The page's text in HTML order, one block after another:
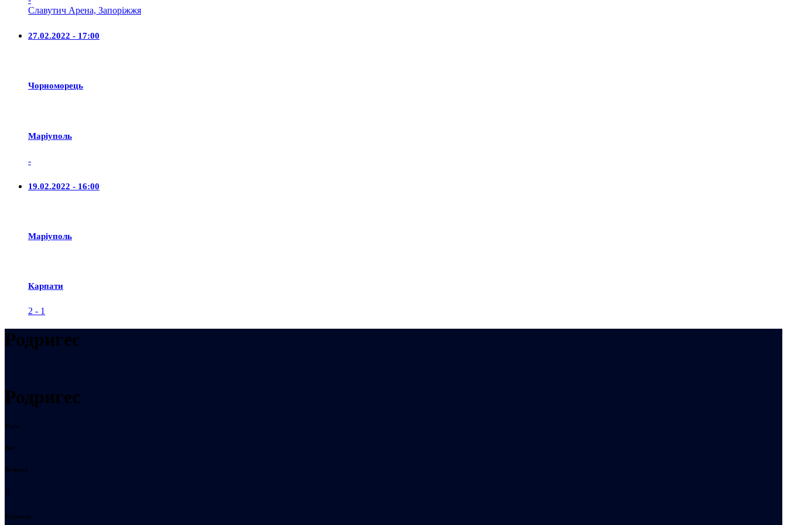
Славутич Арена, Запоріжжя
27.02.2022 - 17:00
Чорноморець
Маріуполь
-
19.02.2022 - 16:00
Маріуполь
Карпати
2 - 1
Родригес
Родригес
Рост:
Вес:
Возраст
6
Родился: